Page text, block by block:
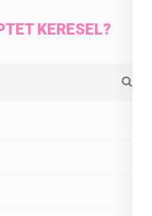
KERESEL?